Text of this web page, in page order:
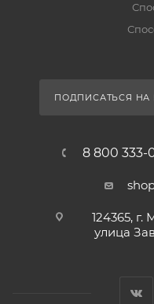
ПОДПИСАТЬСЯ НА
8 800 333-
124365, г.
улица